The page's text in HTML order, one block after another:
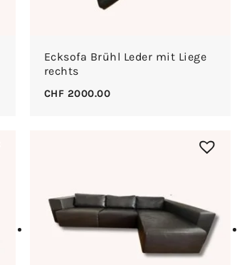
Ecksofa Brühl Leder mit Liege
rechts
CHF 2000.00